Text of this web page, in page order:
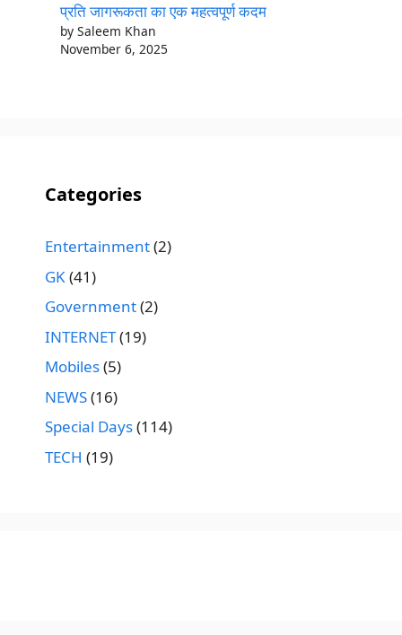
प्रति जागरूकता का एक महत्वपूर्ण कदम
by Saleem Khan
November 6, 2025
Categories
Entertainment(2)
GK (41)
Government(2)
INTERNET(19)
Mobiles(5)
NEWS(16)
Special Days(114)
TECH (19)